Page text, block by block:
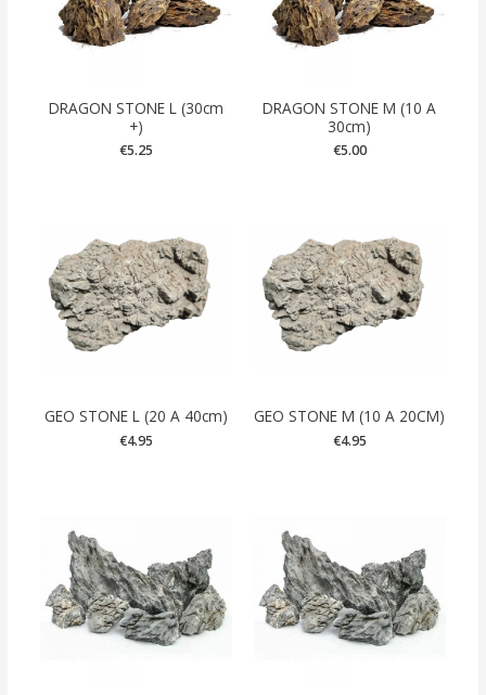
DRAGON STONE L (30cm
+)
€5.25
DRAGON STONE M (10 A
30cm)
€5.00
GEO STONE L (20 A 40cm)
€4.95
GEO STONE M (10 A 20CM)
€4.95